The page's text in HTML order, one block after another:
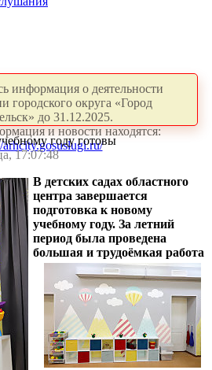
информация о деятельности
городского округа «Город
до 31.12.2025.
и новости находятся:
arhcity.gosuslugi.ru/
году готовы
17:07:48
В детских садах областного
центра завершается
подготовка к новому
учебному году. За летний
период была проведена
большая и трудоёмкая работа